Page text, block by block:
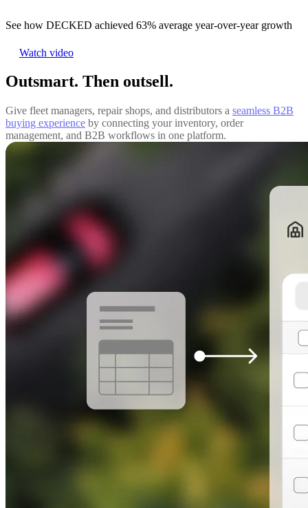
See how DECKED achieved 63% average year-over-year growth
Watch video
Outsmart. Then outsell.
Give fleet managers, repair shops, and distributors a seamless B2B
buying experience by connecting your inventory, order
management, and B2B workflows in one platform.